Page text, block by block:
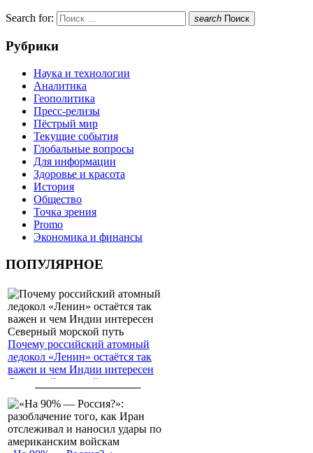
Search for: search Поиск
Рубрики
Наука и технологии
Аналитика
Геополитика
Пресс-релизы
Пёстрый мир
Текущие события
Глобальные вопросы
Для информации
Здоровье и красота
История
Общество
Точка зрения
Promo
Экономика и финансы
ПОПУЛЯРНОЕ
Почему российский атомный
ледокол «Ленин» остаётся так
важен и чем Индии интересен
Северный морской путь